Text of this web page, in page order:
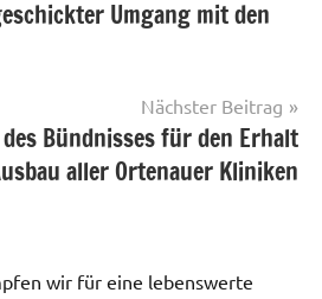
Umgang mit den
Nächster Beitrag
Bündnisses für den Erhalt
aller Ortenauer Kliniken
wir für eine lebenswerte